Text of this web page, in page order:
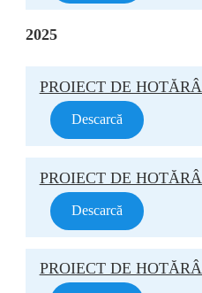
2025
PROIECT DE
Descarcă
PROIECT DE
Descarcă
PROIECT DE